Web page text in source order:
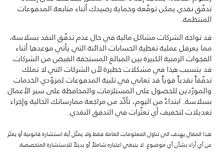
تدفّق نقدي يمكن توقّعه وحماية رصيدك أثناء متابعة المدفوعات
المنتظمة.
قد تواجه الشركات مشاكل مالية في حال عدم تدفّق النقد بسلاسة،
مما يعرقل عملية تغطية الحسابات الدائنة التي يأتي موعدها أثناء
الفجوات الزمنية الكبيرة بين المبالغ المستحقة القبض من الشركات.
قد يتسبب هذا في مشكلات خطيرة لأن الشركات التي لا تملك
تدفّقاً نقدياً قوياً قد تعاني في تلبية المدفوعات لمزوّدي الخدمات
والمورّدين للحصول على المستلزمات والمحافظة على سير الأعمال
بسلاسة. ابتداءً من اليوم، تأكّد من مراجعة ممارساتك الحالية وإجراء
تعديلات لتخفيف أي تعثّرات في التدفق النقدي.
هذا المقال يهدف الى تناول المعلومات العامة فقط ولا يمثّل أية استشارة قانونية أو يعبّر
عن أي آراء بشأن أي موضوع. لا ينبغي اعتباره شاملاً أو بديلاً للاستشارة المتخصصة.